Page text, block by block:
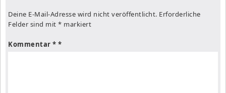
Deine E-Mail-Adresse wird nicht veröffentlicht. Erforderliche
Felder sind mit * markiert
Kommentar *